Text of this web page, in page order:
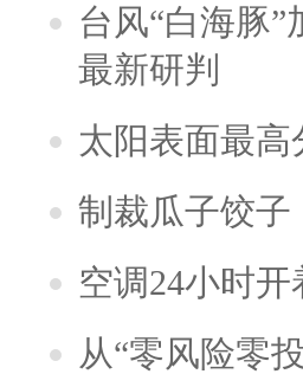
台风“白海豚
最新研判
太阳表面最
制裁瓜子饺
空调24小时
从“零风险零